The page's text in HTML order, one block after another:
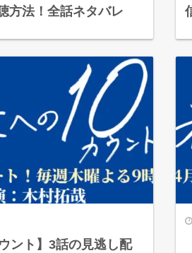
方法！全話ネタバレ
ント】3話の見逃し配